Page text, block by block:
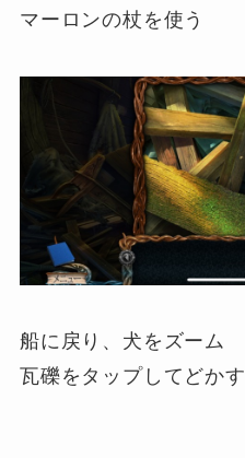
マーロンの杖を使う
船に戻り、犬をズーム
瓦礫をタップしてどかす